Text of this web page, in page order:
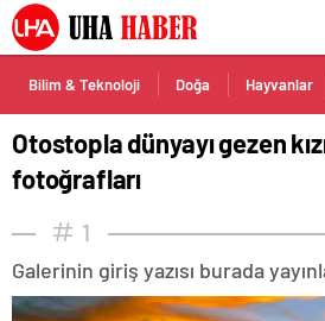
Bilim & Teknoloji Doğa Hayvanlar
Otostopla dünyayı gezen
fotoğrafları
1
Galerinin giriş yazısı burada